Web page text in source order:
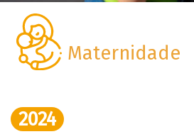
Maternidade
2024